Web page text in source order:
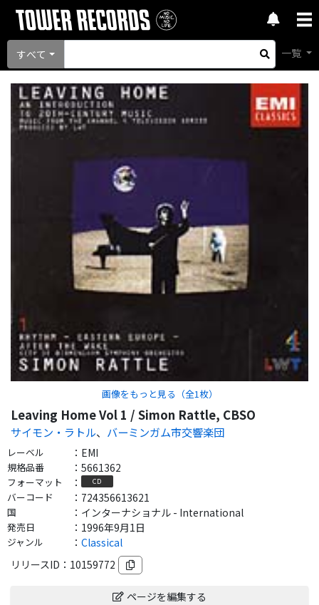
すべて 一覧
画像をもっと見る（全1 枚）
Leaving Home Vol 1 / Simon Rattle, CBSO
サイモン・ラトル、 バーミンガム市交響楽団
レーベル ： EMI
規格品番 ： 5661362
フォーマット ： CD
バーコード ： 724356613621
国 ： インターナショナル - International
発売日 ： 1996年9月1日
ジャンル ： Classical
リリースID： 10159772
ページを編集する